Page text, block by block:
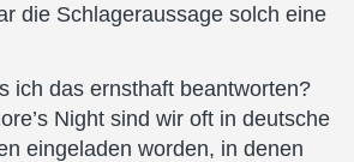
die Schlageraussage solch eine
ich das ernsthaft beantworten?
Night sind wir oft in deutsche
eingeladen worden, in denen